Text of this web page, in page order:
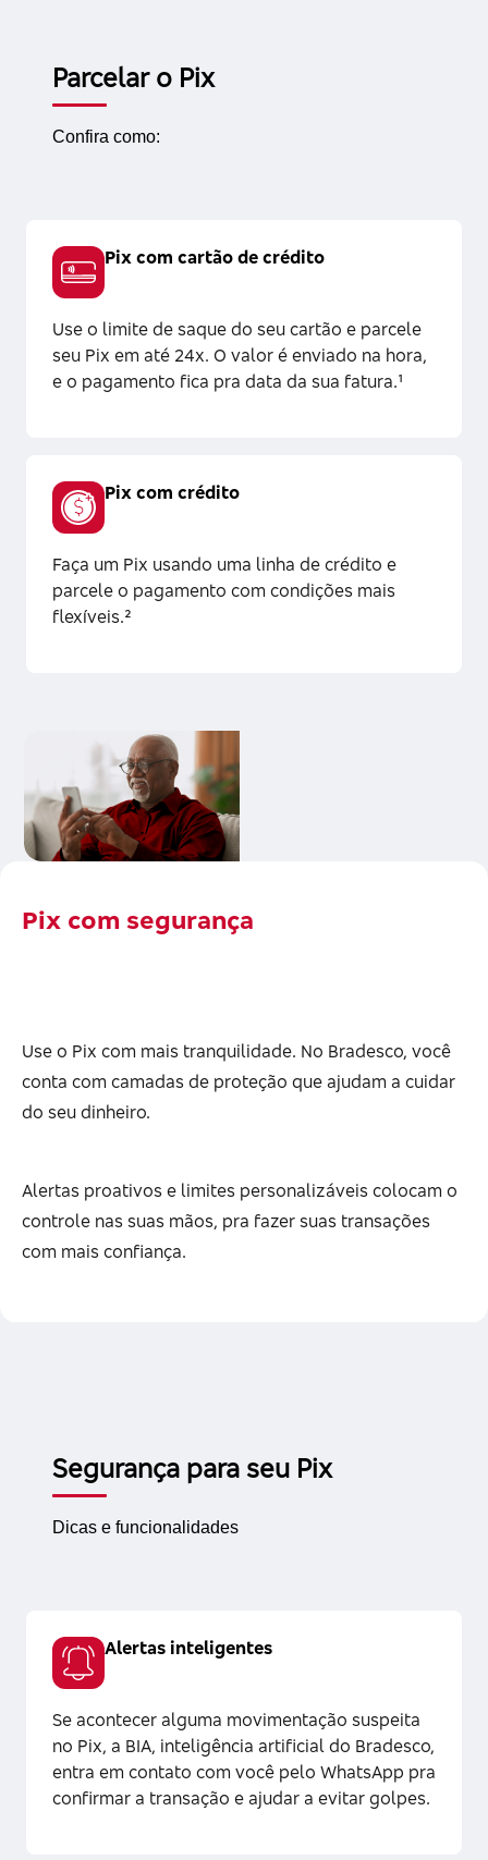
Parcelar o Pix
Confira como:
Pix com cartão de crédito
Use o limite de saque do seu cartão e parcele
seu Pix em até 24x. O valor é enviado na hora,
e o pagamento fica pra data da sua fatura.¹
Pix com crédito
Faça um Pix usando uma linha de crédito e
parcele o pagamento com condições mais
flexíveis.²
Pix com segurança
Use o Pix com mais tranquilidade. No Bradesco, você
conta com camadas de proteção que ajudam a cuidar
do seu dinheiro.
Alertas proativos e limites personalizáveis colocam o
controle nas suas mãos, pra fazer suas transações
com mais confiança.
Segurança para seu Pix
Dicas e funcionalidades
Alertas inteligentes
Se acontecer alguma movimentação suspeita
no Pix, a BIA, inteligência artificial do Bradesco,
entra em contato com você pelo WhatsApp pra
confirmar a transação e ajudar a evitar golpes.